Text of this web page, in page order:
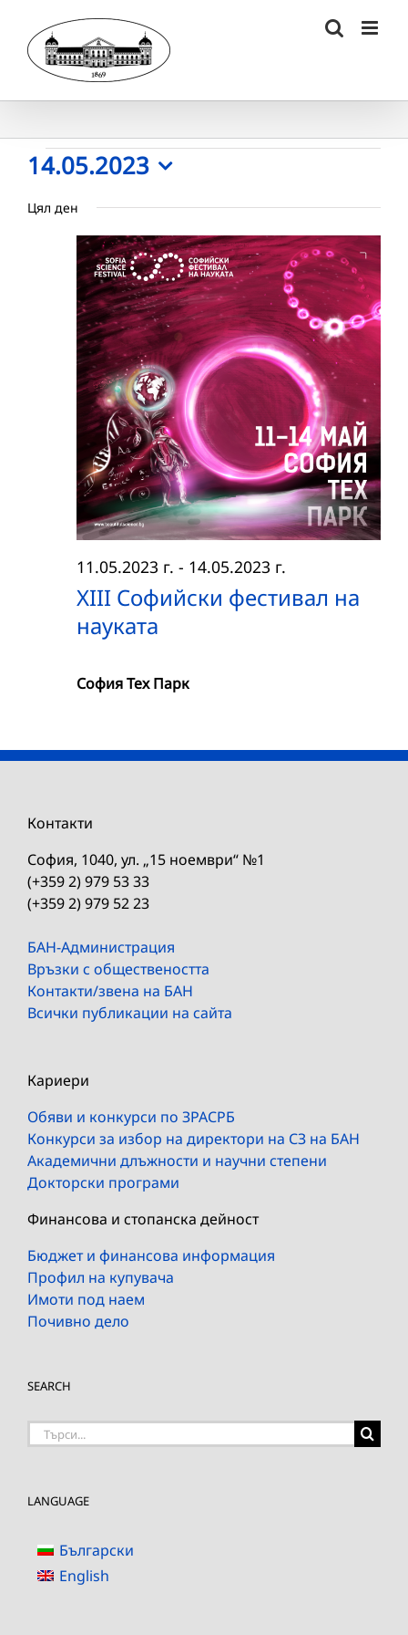
content
Събития
for
14.05.2023
14.05.2023
date.
Цял ден
XIII Софийски фестивал на
науката
11.05.2023 г. - 14.05.2023 г.
София Тех Парк
Контакти
София, 1040, ул. „15 ноември“ №1
(+359 2) 979 53 33
(+359 2) 979 52 23
БАН-Администрация
Връзки с обществеността
Контакти/звена на БАН
Всички публикации на сайта
Кариери
Обяви и конкурси по ЗРАСРБ
Конкурси за избор на директори на СЗ на БАН
Академични длъжности и научни степени
Докторски програми
Финансова и стопанска дейност
Бюджет и финансова информация
Профил на купувача
Имоти под наем
Почивно дело
SEARCH
Търсене
LANGUAGE
Български
English